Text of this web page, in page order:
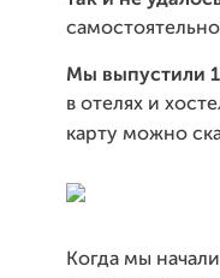
Мы выпустили
в отелях и
карту можно
Когда мы